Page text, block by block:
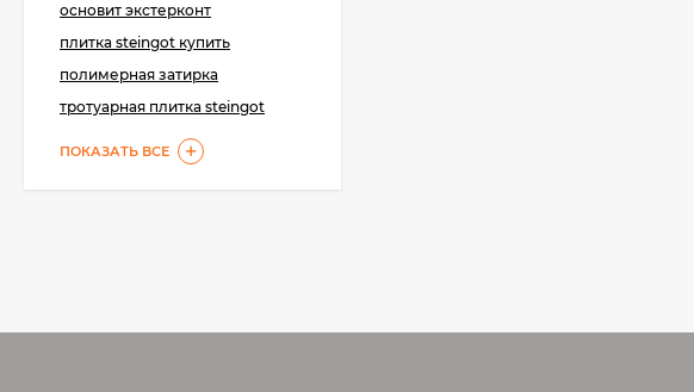
Полимерцементная
затирка 3 кг.
3 200 ₽
Kerakoll SILICONE
COLOR Герметик,
основит экстерконт
плитка steingot купить
полимерная затирка
тротуарная плитка steingot
ПОКАЗАТЬ ВСЕ